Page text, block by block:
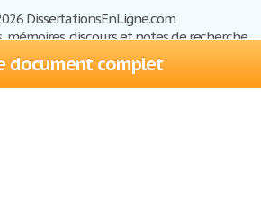
document complet
DissertationsEnLigne.com
mémoires, discours et notes de recherche